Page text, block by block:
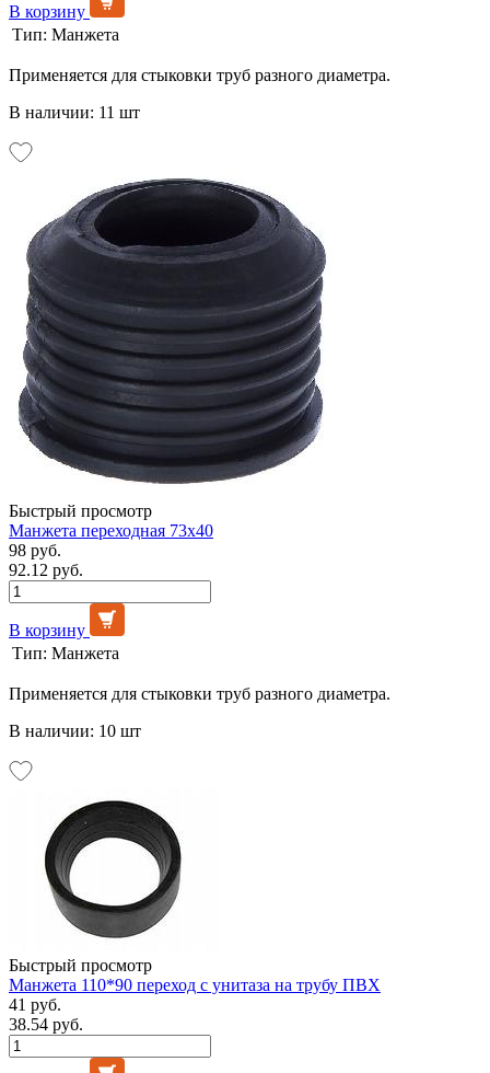
В корзину
Тип: Манжета
Применяется для стыковки труб разного диаметра.
В наличии: 11 шт
Быстрый просмотр
Манжета переходная 73х40
98 руб.
92.12 руб.
В корзину
Тип: Манжета
Применяется для стыковки труб разного диаметра.
В наличии: 10 шт
Быстрый просмотр
Манжета 110*90 переход с унитаза на трубу ПВХ
41 руб.
38.54 руб.